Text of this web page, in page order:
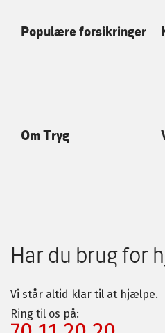
Populære forsikringer
Om Tryg
Har du brug for
Vi står altid klar til at hjælpe.
Ring til os på: